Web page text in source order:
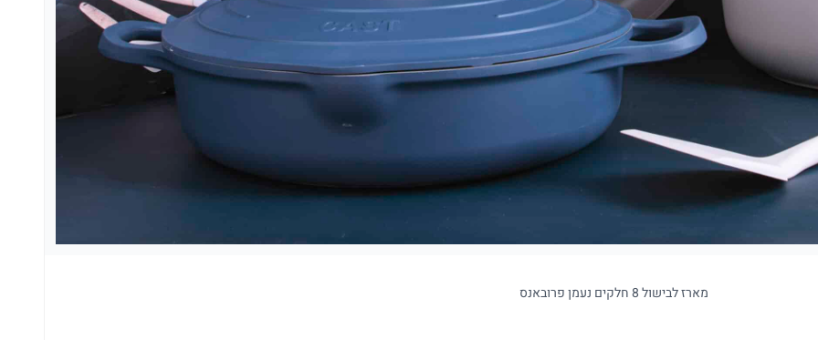
מארז לבישול 8 חלקים נעמן פרובאנס